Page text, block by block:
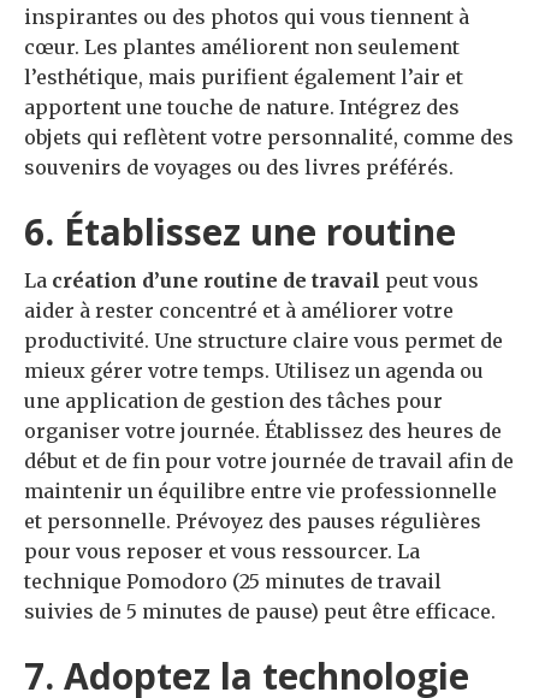
inspirantes ou des photos qui vous tiennent à
cœur. Les plantes améliorent non seulement
l’esthétique, mais purifient également l’air et
apportent une touche de nature. Intégrez des
objets qui reflètent votre personnalité, comme des
souvenirs de voyages ou des livres préférés.
6. Établissez une routine
La création d’une routine de travail peut vous
aider à rester concentré et à améliorer votre
productivité. Une structure claire vous permet de
mieux gérer votre temps. Utilisez un agenda ou
une application de gestion des tâches pour
organiser votre journée. Établissez des heures de
début et de fin pour votre journée de travail afin de
maintenir un équilibre entre vie professionnelle
et personnelle. Prévoyez des pauses régulières
pour vous reposer et vous ressourcer. La
technique Pomodoro (25 minutes de travail
suivies de 5 minutes de pause) peut être efficace.
7. Adoptez la technologie